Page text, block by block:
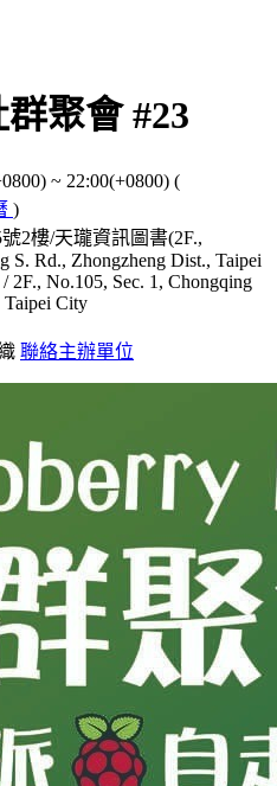
聚會 #23
~ 22:00(+0800) (
)
2樓/天瓏資訊圖書(2F.,
S. Rd., Zhongzheng Dist., Taipei
2F., No.105, Sec. 1, Chongqing
Taipei City
聯絡主辦單位